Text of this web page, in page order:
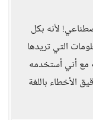
لأنه بكل
التي تريدها
مع أني أستخدمه
الأخطاء باللغة